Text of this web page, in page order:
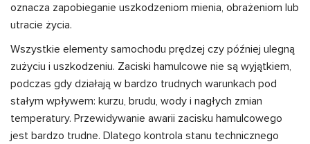
oznacza zapobieganie uszkodzeniom mienia, obrażeniom lub
utracie życia.
Wszystkie elementy samochodu prędzej czy później ulegną
zużyciu i uszkodzeniu. Zaciski hamulcowe nie są wyjątkiem,
podczas gdy działają w bardzo trudnych warunkach pod
stałym wpływem: kurzu, brudu, wody i nagłych zmian
temperatury. Przewidywanie awarii zacisku hamulcowego
jest bardzo trudne. Dlatego kontrola stanu technicznego